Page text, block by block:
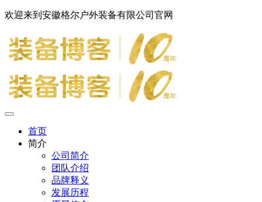
欢迎来到安徽格尔户外装备有限公司官网
首页
简介
公司简介
团队介绍
品牌释义
发展历程